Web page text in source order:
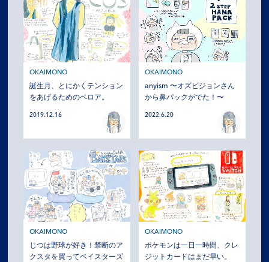
OKAIMONO
誕生月、とにかくテンション
をあげるためのベロア。
2019.12.16
OKAIMONO
anyism 〜オズビジョンさん
から鼻パックがでた！〜
2022.6.20
OKAIMONO
じつは野球が好き！禁断のア
クスタを買ってベイスターズ
OKAIMONO
ポケモンは一日一時間、クレ
ジットカードはまだ早い。